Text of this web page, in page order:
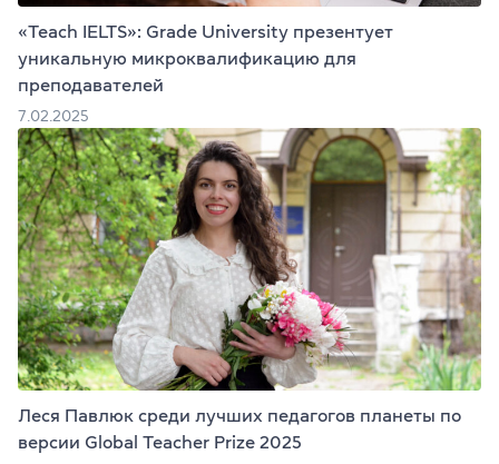
«Teach IELTS»: Grade University презентует
уникальную микроквалификацию для
преподавателей
7.02.2025
Леся Павлюк среди лучших педагогов планеты по
версии Global Teacher Prize 2025